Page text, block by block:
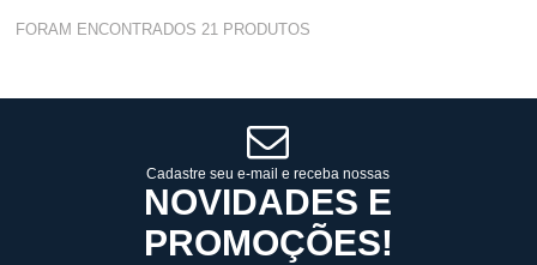
Varejo: R$ 4.050,70
10 x de R$ 255,09
FORAM ENCONTRADOS21 PRODUTOS
Cadastre seu e-mail e receba nossas
NOVIDADES E
PROMOÇÕES!